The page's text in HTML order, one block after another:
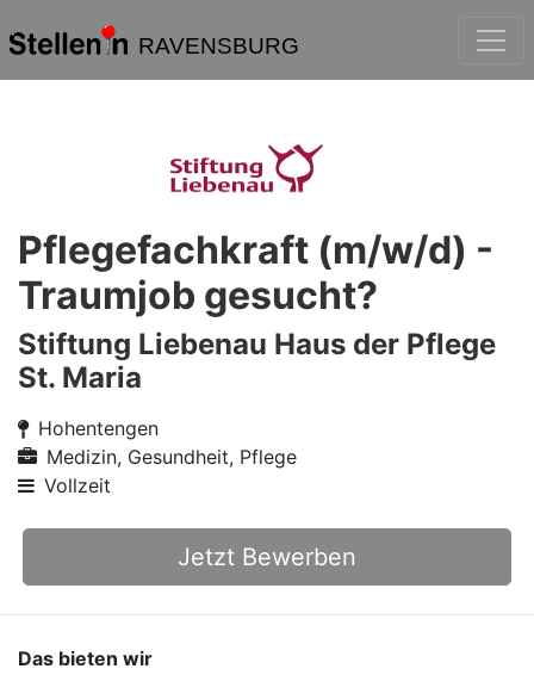
RAVENSBURG
Pflegefachkraft (m/w/d) -
Traumjob gesucht?
Stiftung Liebenau Haus der Pflege
St. Maria
Hohentengen
Medizin, Gesundheit, Pflege
Vollzeit
Jetzt Bewerben
Das bieten wir